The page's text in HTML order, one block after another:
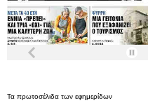
Τα πρωτοσέλιδα των εφημερίδων